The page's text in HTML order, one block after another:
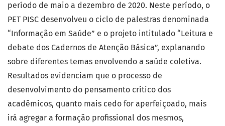
período de maio a dezembro de 2020. Neste período, o
PET PISC desenvolveu o ciclo de palestras denominada
“Informação em Saúde” e o projeto intitulado “Leitura e
debate dos Cadernos de Atenção Básica”, explanando
sobre diferentes temas envolvendo a saúde coletiva.
Resultados evidenciam que o processo de
desenvolvimento do pensamento crítico dos
acadêmicos, quanto mais cedo for aperfeiçoado, mais
irá agregar a formação profissional dos mesmos,